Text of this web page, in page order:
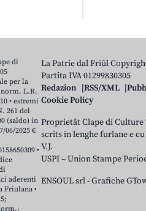
La Patrie dal Friûl
Partita IVA 01299830305
Redazion
RSS/XML
Cookie Policy
Proprietât Clape di Culture
scrits in lenghe furlane e
V.J.
USPI – Union Stampe
ENSOUL srl-Grafiche
di
per la
norm. L.R.
• estremi
261 del
(saldo) in
06/2025 €
•
aderenti
Friulana •